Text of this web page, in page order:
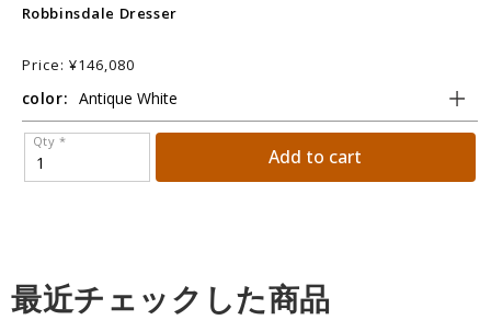
Robbinsdale Dresser
Price: ¥146,080
color:
Qty *
Add to cart
最近チェックした商品